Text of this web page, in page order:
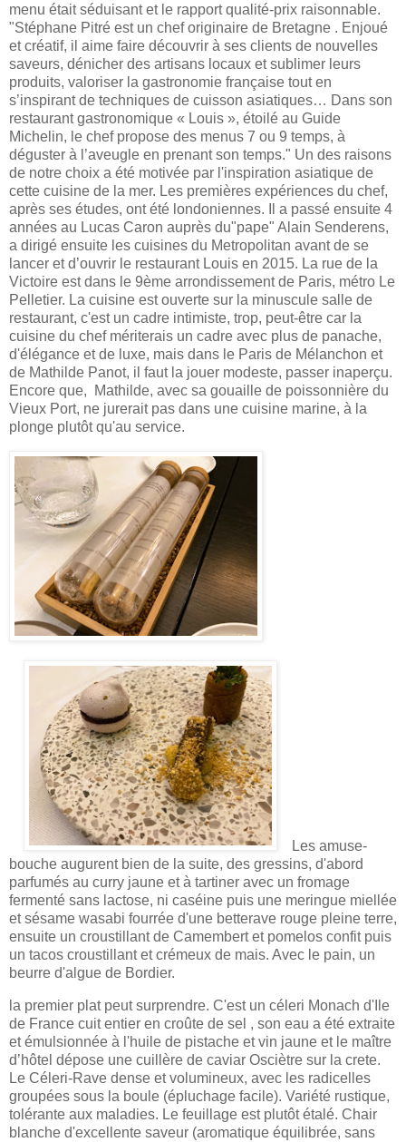
menu était séduisant et le rapport qualité-prix raisonnable.
"Stéphane Pitré est un chef originaire de Bretagne . Enjoué
et créatif, il aime faire découvrir à ses clients de nouvelles
saveurs, dénicher des artisans locaux et sublimer leurs
produits, valoriser la gastronomie française tout en
s’inspirant de techniques de cuisson asiatiques… Dans son
restaurant gastronomique « Louis », étoilé au Guide
Michelin, le chef propose des menus 7 ou 9 temps, à
déguster à l’aveugle en prenant son temps." Un des raisons
de notre choix a été motivée par l'inspiration asiatique de
cette cuisine de la mer. Les premières expériences du chef,
après ses études, ont été londoniennes. Il a passé ensuite 4
années au Lucas Caron auprès du"pape" Alain Senderens,
a dirigé ensuite les cuisines du Metropolitan avant de se
lancer et d’ouvrir le restaurant Louis en 2015. La rue de la
Victoire est dans le 9ème arrondissement de Paris, métro Le
Pelletier. La cuisine est ouverte sur la minuscule salle de
restaurant, c'est un cadre intimiste, trop, peut-être car la
cuisine du chef mériterais un cadre avec plus de panache,
d'élégance et de luxe, mais dans le Paris de Mélanchon et
de Mathilde Panot, il faut la jouer modeste, passer inaperçu.
Encore que, Mathilde, avec sa gouaille de poissonnière du
Vieux Port, ne jurerait pas dans une cuisine marine, à la
plonge plutôt qu'au service.
Les amuse-
bouche augurent bien de la suite, des gressins, d'abord
parfumés au curry jaune et à tartiner avec un fromage
fermenté sans lactose, ni caséine puis une meringue miellée
et sésame wasabi fourrée d'une betterave rouge pleine terre,
ensuite un croustillant de Camembert et pomelos confit puis
un tacos croustillant et crémeux de mais. Avec le pain, un
beurre d'algue de Bordier.
la premier plat peut surprendre. C'est un céleri Monach d'Ile
de France cuit entier en croûte de sel , son eau a été extraite
et émulsionnée à l'huile de pistache et vin jaune et le maître
d’hôtel dépose une cuillère de caviar Osciètre sur la crete.
Le Céleri-Rave dense et volumineux, avec les radicelles
groupées sous la boule (épluchage facile). Variété rustique,
tolérante aux maladies. Le feuillage est plutôt étalé. Chair
blanche d'excellente saveur (aromatique équilibrée, sans